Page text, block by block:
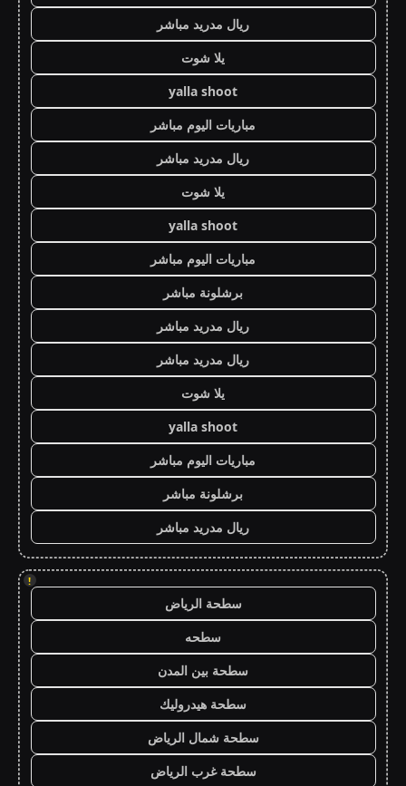
ريال مدريد مباشر
يلا شوت
yalla shoot
مباريات اليوم مباشر
ريال مدريد مباشر
يلا شوت
yalla shoot
مباريات اليوم مباشر
برشلونة مباشر
ريال مدريد مباشر
ريال مدريد مباشر
يلا شوت
yalla shoot
مباريات اليوم مباشر
برشلونة مباشر
ريال مدريد مباشر
!
سطحة الرياض
سطحه
سطحة بين المدن
سطحة هيدروليك
سطحة شمال الرياض
سطحة غرب الرياض